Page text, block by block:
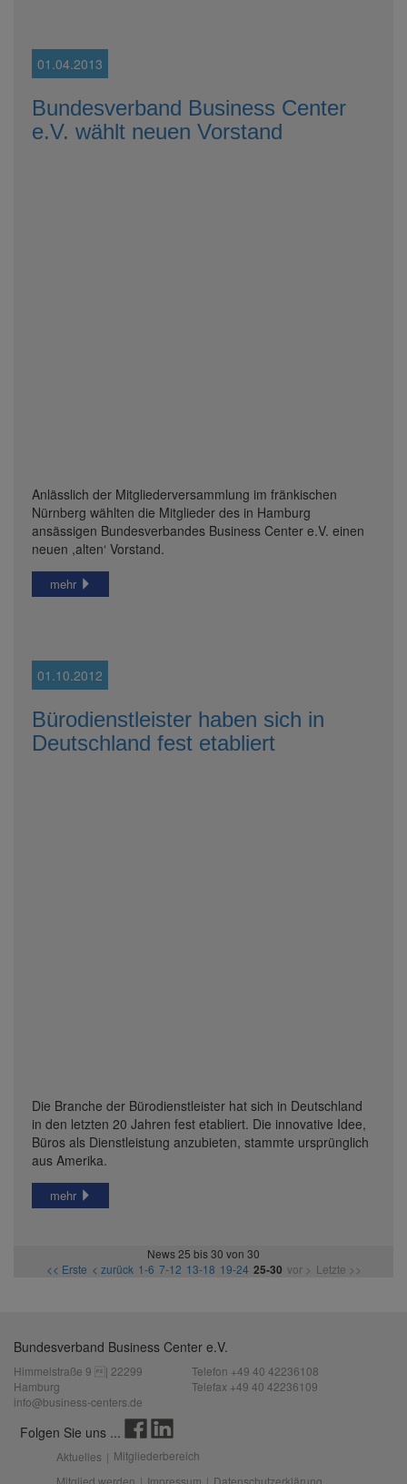
01.04.2013
Bundesverband Business Center
e.V. wählt neuen Vorstand
Anlässlich der Mitgliederversammlung im fränkischen
Nürnberg wählten die Mitglieder des in Hamburg
ansässigen Bundesverbandes Business Center e.V. einen
neuen ,alten‘ Vorstand.
mehr
01.10.2012
Bürodienstleister haben sich in
Deutschland fest etabliert
Die Branche der Bürodienstleister hat sich in Deutschland
in den letzten 20 Jahren fest etabliert. Die innovative Idee,
Büros als Dienstleistung anzubieten, stammte ursprünglich
aus Amerika.
mehr
News 25 bis 30 von 30
<< Erste < zurück 1-6 7-12 13-18 19-24 25-30 vor > Letzte >>
Bundesverband Business Center e.V.
Himmelstraße 9 | 22299
Hamburg
info@business-centers.de
Telefon +49 40 42236108
Telefax +49 40 42236109
Folgen Sie uns ...
Aktuelles | Mitgliederbereich
Mitglied werden | Impressum | Datenschutzerklärung